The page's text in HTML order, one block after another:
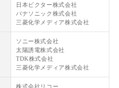
日本ビクター株式会社
パナソニック株式会社
三菱化学メディア株式会社
ソニー株式会社
太陽誘電株式会社
TDK株式会社
三菱化学メディア株式会社
株式会社リコー